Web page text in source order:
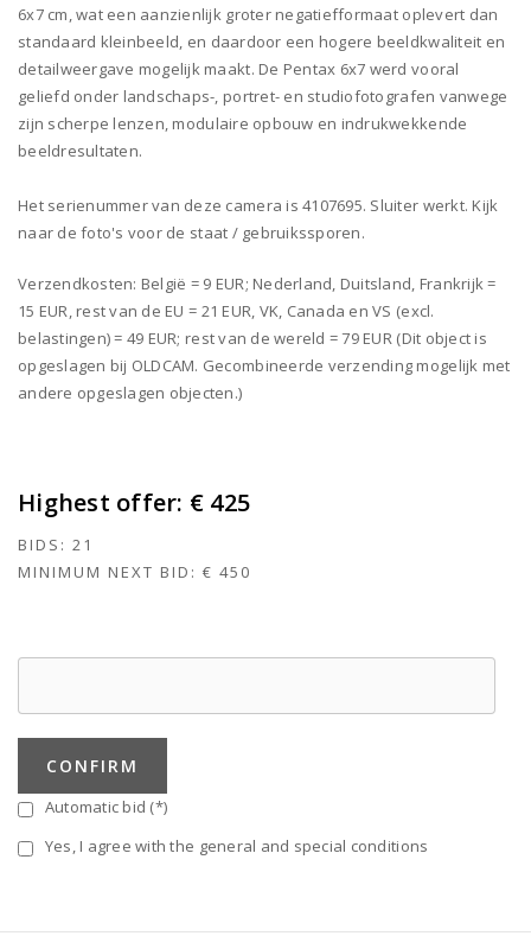
6x7 cm, wat een aanzienlijk groter negatiefformaat oplevert dan
standaard kleinbeeld, en daardoor een hogere beeldkwaliteit en
detailweergave mogelijk maakt. De Pentax 6x7 werd vooral
geliefd onder landschaps-, portret- en studiofotografen vanwege
zijn scherpe lenzen, modulaire opbouw en indrukwekkende
beeldresultaten.
Het serienummer van deze camera is 4107695. Sluiter werkt. Kijk
naar de foto's voor de staat / gebruikssporen.
Verzendkosten: België = 9 EUR; Nederland, Duitsland, Frankrijk =
15 EUR, rest van de EU = 21 EUR, VK, Canada en VS (excl.
belastingen) = 49 EUR; rest van de wereld = 79 EUR (Dit object is
opgeslagen bij OLDCAM. Gecombineerde verzending mogelijk met
andere opgeslagen objecten.)
Highest offer: € 425
BIDS: 21
MINIMUM NEXT BID: € 450
CONFIRM
Automatic bid (*)
Yes, I agree with the general and special conditions